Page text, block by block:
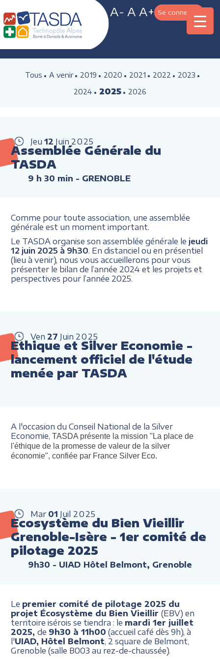
A- A A+ Se connecter
Tous A venir 2019 2020 2021 2022
2023
2024
2025 2026
Jeu 12 Juin 2025
Assemblée Générale du
TASDA
9 h 30 min - GRENOBLE
Comme pour toute association, une assemblée
générale est un moment important.
Le TASDA organise son assemblée générale le jeudi
12 juin 2025 à 9h30 . En distanciel ou en présentiel
(lieu à venir), nous vous accueillerons pour vous
présenter le bilan de l’année 2024 et les projets et
perspectives pour l’année 2025.
Ven 27 Juin 2025
Ethique et Silver Economie -
lancement officiel de l'étude
menée par TASDA
A l'occasion du Conseil National de la Silver
Economie,TASDA présente la mission "La place de
l'éthique de la promesse de valeur de la silver
économie", confiée par France Silver Eco.
Mar 01 Juil 2025
Ecosystème du Bien Vieillir
Grenoble-Isère - 1er comité de
pilotage 2025
9h30 - UIAD Hôtel Belmont, Grenoble
Le premier comité de pilotage 2025 du
projet Écosystème du Bien Vieillir(EBV) en
territoire isérois se tiendra : le mardi 1er juillet
2025,de 9h30 à 11h00 (accueil café dès 9h), à
l'UIAD, Hôtel Belmont , 2 square de Belmont,
Grenoble (salle B003 au rez-de-chaussée).